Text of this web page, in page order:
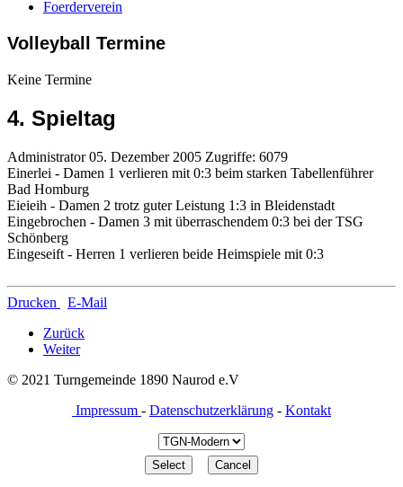
Foerderverein
Volleyball Termine
Keine Termine
4. Spieltag
Administrator 05. Dezember 2005 Zugriffe: 6079
Einerlei - Damen 1 verlieren mit 0:3 beim starken Tabellenführer
Bad Homburg
Eieieih - Damen 2 trotz guter Leistung 1:3 in Bleidenstadt
Eingebrochen - Damen 3 mit überraschendem 0:3 bei der TSG
Schönberg
Eingeseift - Herren 1 verlieren beide Heimspiele mit 0:3
Drucken
E-Mail
Zurück
Weiter
© 2021 Turngemeinde 1890 Naurod e.V
Impressum - Datenschutzerklärung - Kontakt